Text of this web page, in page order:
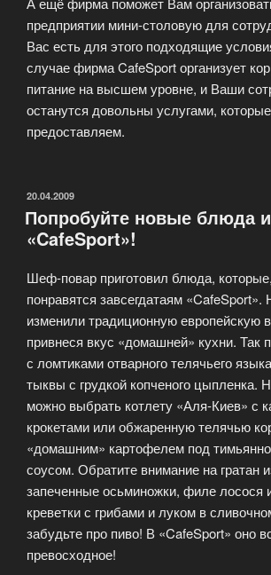
предприятии мини-столовую для
Вас есть для этого подходящие
случае фирма CafeSport организует
питание на высшем уровне, и Ваши
останутся довольны услугами,
предоставляем.
ОПУБЛИКОВАНО
20.04.2009
Попробуйте новые блюда
«CafeSport»!
Шеф-повар приготовил блюда,
понравятся завсегдатаям «CafeSport».
изменили традиционную европейскую
привнеся вкус «домашней» кухни. Так
с ломтиками отварного телячьего
тыквы с грудкой копченого цыпленка.
можно выбрать котлету «Аля-Киев» с
крокетами или обжаренную телячью
«домашним» картофелем под
соусом. Обратите внимание на гратан
запеченные осьминожки, филе лосося
креветки с грибами и луком в
забудьте про пиво! В «CafeSport» оно
превосходное!